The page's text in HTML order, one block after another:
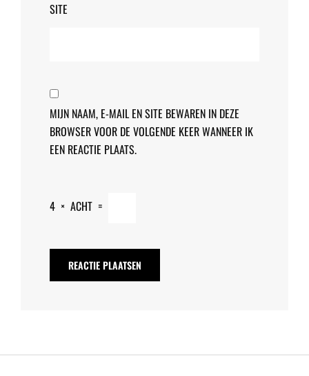
SITE
MIJN NAAM, E-MAIL EN SITE BEWAREN IN DEZE
BROWSER VOOR DE VOLGENDE KEER WANNEER IK
EEN REACTIE PLAATS.
4 × ACHT =